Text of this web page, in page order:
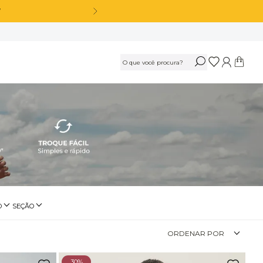
SEÇÃO
ORDENAR POR
Calça Legging Cós Alto Sem Costura Azul Marinho Navy